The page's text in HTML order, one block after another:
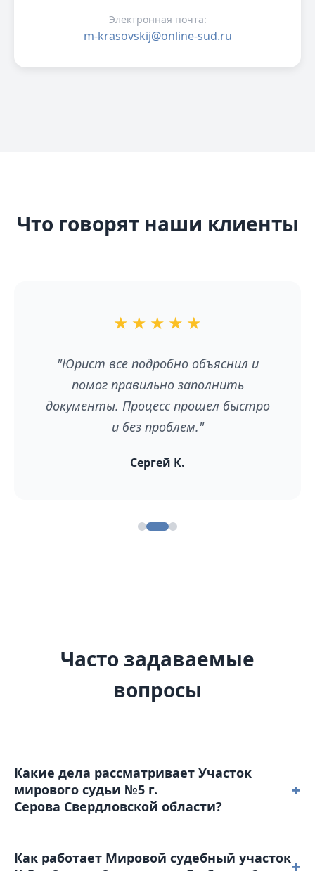
Электронная почта:
m-krasovskij@online-sud.ru
Что говорят наши клиенты
★ ★ ★ ★ ★
"Юрист все подробно объяснил и
помог правильно заполнить
документы. Процесс прошел быстро
и без проблем."
Сергей К.
Часто задаваемые
вопросы
Какие дела рассматривает Участок
мирового судьи №5 г.
Серова Свердловской области?
+
дела небольшой тяжести, гражданские споры с
Как работает Мировой судебный участок+